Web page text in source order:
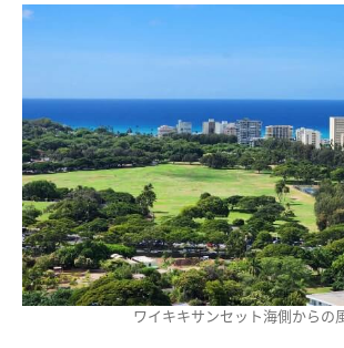
ワイキキサンセット海側からの